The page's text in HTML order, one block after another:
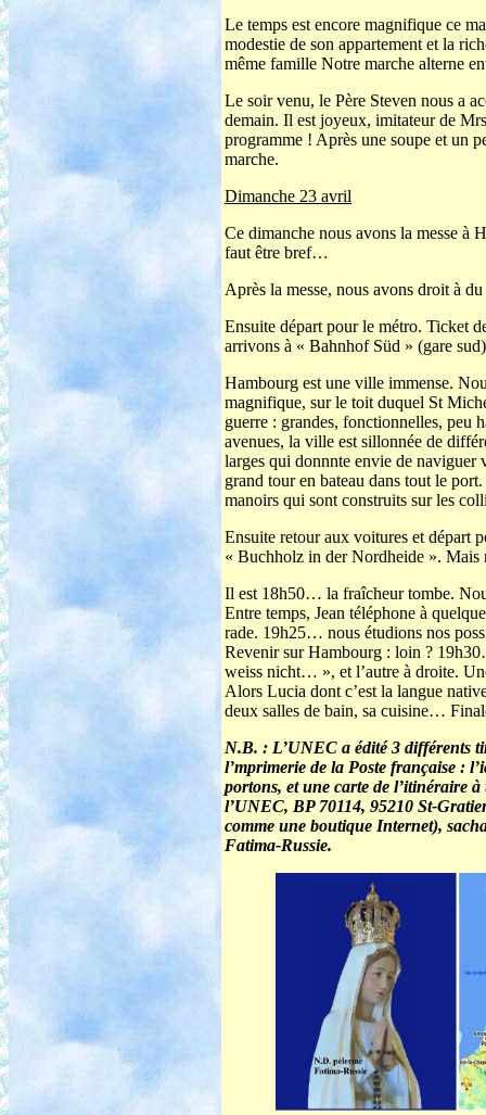
Le temps est encore magnifique ce
modestie de son appartement et la
même famille Notre marche alterne
Le soir venu, le Père Steven nous a
demain. Il est joyeux, imitateur de
programme ! Après une soupe et un
marche.
Dimanche 23 avril
Ce dimanche nous avons la messe à
faut être bref…
Après la messe, nous avons droit à
Ensuite départ pour le métro. Ticket
arrivons à « Bahnhof Süd » (gare
Hambourg est une ville immense.
magnifique, sur le toit duquel St
guerre : grandes, fonctionnelles, peu
avenues, la ville est sillonnée de
larges qui donnnte envie de naviguer
grand tour en bateau dans tout le
manoirs qui sont construits sur les
Ensuite retour aux voitures et départ
« Buchholz in der Nordheide ».
Il est 18h50… la fraîcheur tombe.
Entre temps, Jean téléphone à
rade. 19h25… nous étudions nos
Revenir sur Hambourg : loin ?
weiss nicht… », et l’autre à droite.
Alors Lucia dont c’est la langue
deux salles de bain, sa cuisine…
N.B. : L’UNEC a édité 3 différents
l’mprimerie de la Poste française :
portons, et une carte de l’itinéraire
l’UNEC, BP 70114, 95210 St-
comme une boutique Internet),
Fatima-Russie.